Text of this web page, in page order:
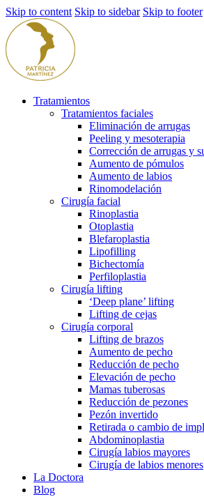
Skip to content Skip to sidebar Skip to footer
Tratamientos
Tratamientos faciales
Eliminación de arrugas
Peeling y mesoterapia
Corrección de arrugas y
Aumento de pómulos
Aumento de labios
Rinomodelación
Cirugía facial
Rinoplastia
Otoplastia
Blefaroplastia
Lipofilling
Bichectomía
Perfiloplastia
Cirugía lifting
‘Deep plane’ lifting
Lifting de cejas
Cirugía corporal
Lifting de brazos
Aumento de pecho
Reducción de pecho
Elevación de pecho
Mamas tuberosas
Reducción de pezones
Pezón invertido
Retirada o cambio de
Abdominoplastia
Cirugía labios mayores
Cirugía de labios menores
La Doctora
Blog